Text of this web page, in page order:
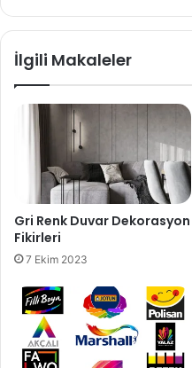
İlgili Makaleler
Gri Renk Duvar Dekorasyon
Fikirleri
7 Ekim 2023